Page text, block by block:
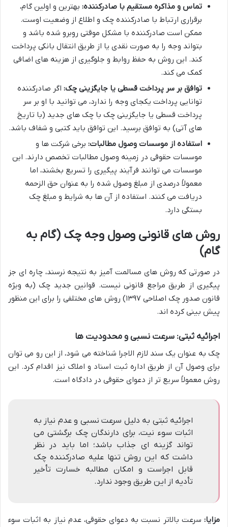
تماس و مذاکره مستقیم با صادرکننده: بهترین و اولین گام،
برقراری ارتباط با صادرکننده چک و اطلاع از وضعیت اوست.
ممکن است صادرکننده با مشکل موقتی روبرو شده باشد و
بتواند وجه را به صورت نقدی یا از طریق انتقال بانکی پرداخت
کند. این روش به حفظ روابط و جلوگیری از هزینه های اضافی
کمک می کند.
توافق بر سر پرداخت قسطی یا جایگزینی چک: اگر صادرکننده
توانایی پرداخت یکجای وجه را ندارد، می توانید با او بر سر
پرداخت قسطی یا جایگزینی چک با چک های جدید (با تاریخ
های آتی) به توافق برسید. این توافق باید کتبی و شفاف باشد.
استفاده از موسسات وصول مطالبات: برخی شرکت ها و
موسسات حقوقی در زمینه وصول مطالبات تخصص دارند. این
موسسات می توانند فرآیند پیگیری را تسریع بخشند، اما
معمولاً درصدی از مبلغ وصول شده را به عنوان حق الزحمه
دریافت می کنند. استفاده از آن ها به شرایط و مبلغ چک
بستگی دارد.
روش های قانونی وصول وجه چک (گام به
گام)
در صورتی که روش های مسالمت آمیز به نتیجه نرسند، چاره ای جز
پیگیری از طریق مراجع قانونی نیست. قوانین جدید چک (به ویژه
قانون صدور چک اصلاحی ۱۳۹۷) روش های مختلفی را برای این منظور
پیش بینی کرده اند.
اجرائیه ثبتی: سرعت نسبی و محدودیت ها
چک به عنوان یک سند لازم الاجرا شناخته می شود، از این رو می توان
برای وصول آن از طریق اداره ثبت اسناد و املاک نیز اقدام کرد. این
روش معمولاً سریع تر از دعوای حقوقی در دادگاه است.
اجرائیه ثبتی به دلیل سرعت نسبی و عدم نیاز به
اثبات سوء نیت، برای دارندگان چک برگشتی می
تواند گزینه ای جذاب باشد؛ اما باید در نظر
داشت که این روش تنها علیه صادرکننده چک
قابل اجراست و امکان مطالبه خسارت تأخیر
تأدیه از این طریق وجود ندارد.
مزایا: سرعت بالاتر نسبت به دعوای حقوقی، عدم نیاز به اثبات سوء